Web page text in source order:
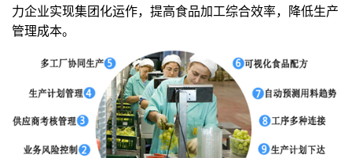
力企业实现集团化运作，提高食品加工综合效率，降低生产
管理成本。